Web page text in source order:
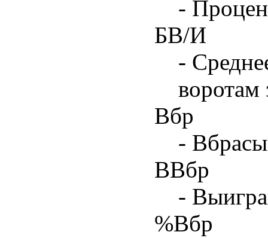
-
БВ/И
-
воротам
Вбр
-
ВВбр
-
%Вбр